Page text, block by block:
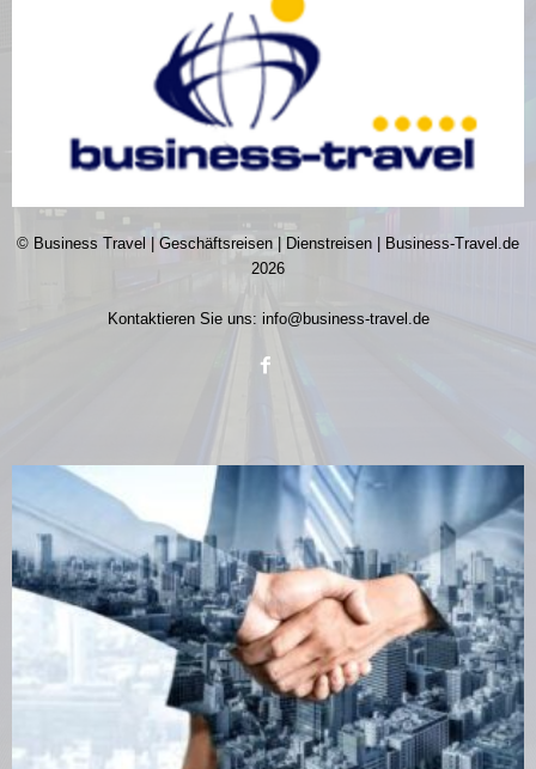
© Business Travel | Geschäftsreisen | Dienstreisen | Business-Travel.de
2026
Kontaktieren Sie uns: info@business-travel.de